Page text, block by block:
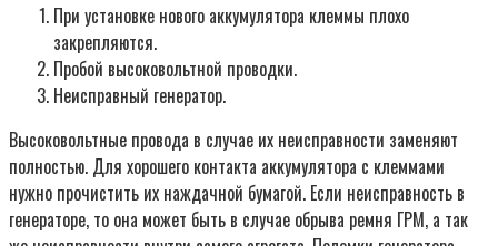
При установке нового аккумулятора клеммы плохо
закрепляются.
Пробой высоковольтной проводки.
Неисправный генератор.
Высоковольтные провода в случае их неисправности заменяют
полностью. Для хорошего контакта аккумулятора с клеммами
нужно прочистить их наждачной бумагой. Если неисправность в
генераторе, то она может быть в случае обрыва ремня ГРМ, а так